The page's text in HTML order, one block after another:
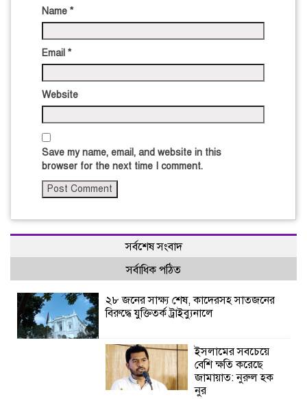
Name *
Email *
Website
Save my name, email, and website in this
browser for the next time I comment.
সর্বশেষ সংবাদ
সর্বাধিক পঠিত
২৮ জনের সাক্ষ্য শেষ, কাদেরসহ সাতজনের
বিরুদ্ধে যুক্তিতর্ক ট্রাইব্যুনালে
ইসলামের সবচেয়ে
বেশি ক্ষতি করেছে
জামায়াত: নুরুল হক
নুর